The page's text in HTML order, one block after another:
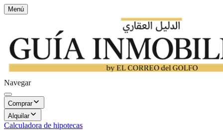
Menú
Navegar
Comprar
Alquilar
Calculadora de hipotecas